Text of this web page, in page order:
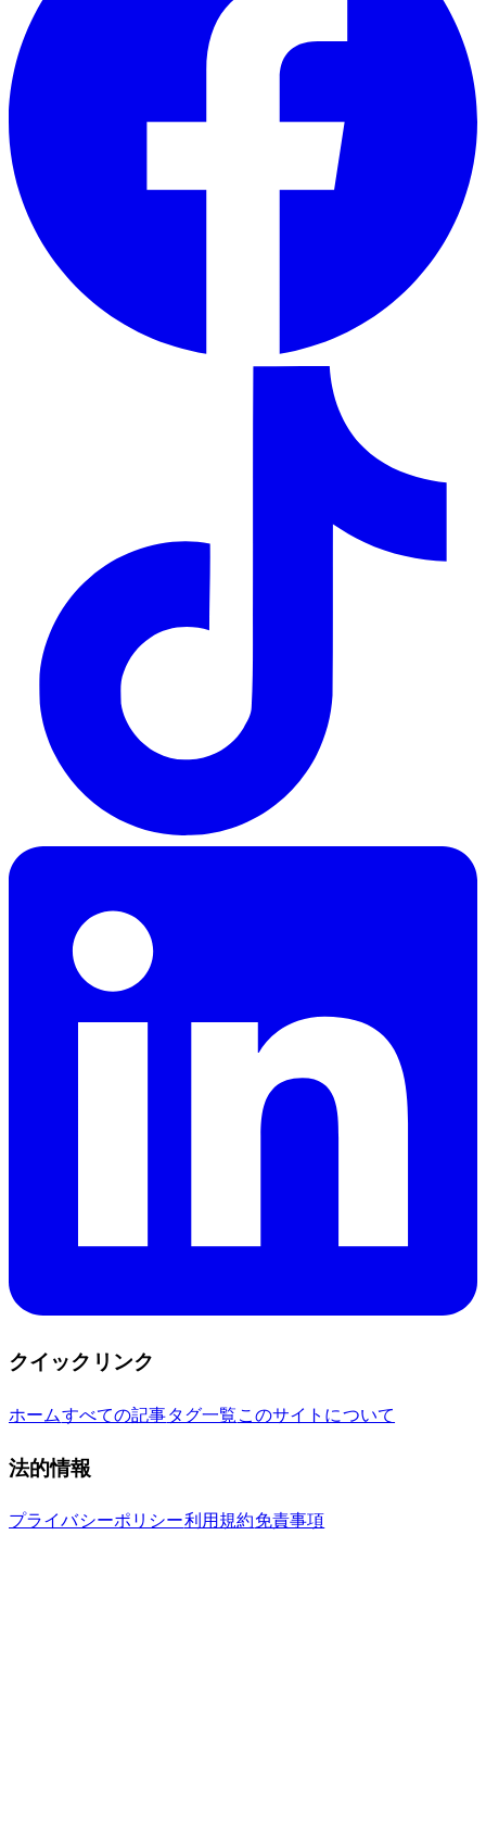
クイックリンク
ホームすべての記事タグ一覧 このサイトについて
法的情報
プライバシーポリシー利用規約免責事項